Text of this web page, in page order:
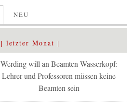
NEU
letzter Monat
Werding will an Beamten-Wasserkopf:
Lehrer und Professoren müssen keine
Beamten sein